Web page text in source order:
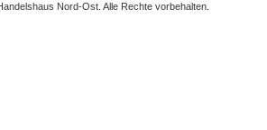
Nord-Ost. Alle Rechte vorbehalten.